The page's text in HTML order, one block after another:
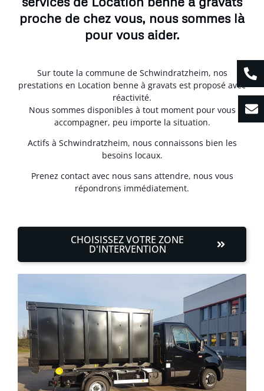
proche de chez vous, nous sommes là
pour vous aider.
Sur toute la commune de Schwindratzheim, nos
prestations en Location benne à gravats est proposé avec
réactivité.
Nous sommes disponibles à tout moment pour vous
accompagner, peu importe la situation.
Actifs à Schwindratzheim, nous connaissons bien les
besoins locaux.
Prenez contact avec nous sans attendre, nous vous
répondrons immédiatement.
CHOISISSEZ VOTRE ZONE
D'INTERVENTION